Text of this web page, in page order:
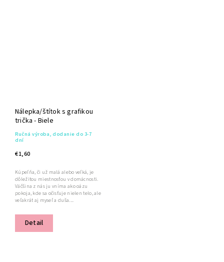
Nálepka/štítok s grafikou
trička - Biele
Ručná výroba, dodanie do 3-7
dní
€1,60
Detail
Kúpeľňa, či už malá alebo veľká, je
dôležitou miestnosťou v domácnosti.
Väčšina z nás ju vníma ako oázu
pokoja, kde sa očisťuje nielen telo, ale
veľakrát aj myseľ a duša....